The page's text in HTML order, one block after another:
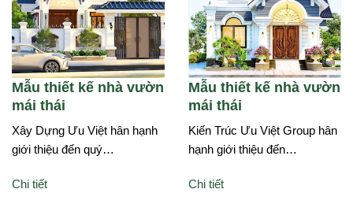
Mẫu thiết kế nhà vườn
mái thái
Xây Dựng Ưu Việt hân hạnh
giới thiệu đến quý…
Chi tiết
Mẫu thiết kế nhà vườn
mái thái
Kiến Trúc Ưu Việt Group hân
hạnh giới thiệu đến…
Chi tiết